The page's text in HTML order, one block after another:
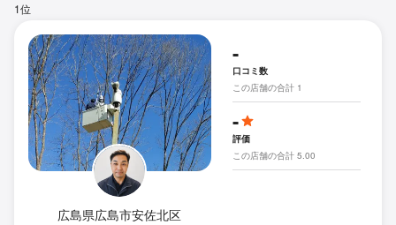
1位
広島県広島市安佐北区
-
口コミ数
この店舗の合計 1
-
評価
この店舗の合計 5.00